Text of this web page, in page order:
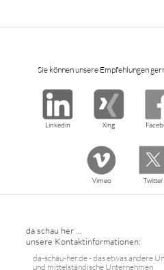
Sie können unsere Empfehlungen
Linkedin Xing
Vimeo Twitter
da schau her ...
unsere Kontaktinformationen:
da-schau-her.de - das etwas andere
und mittelständische Unternehmen